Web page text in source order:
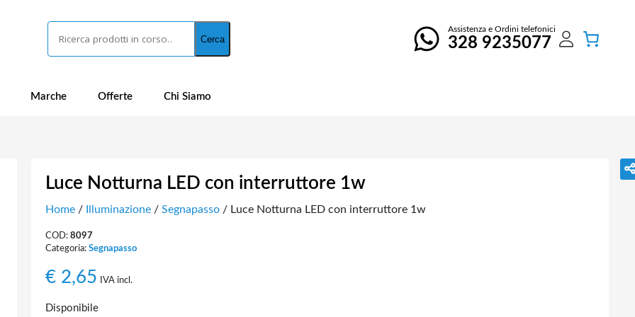
Cerca
Assistenza e Ordini telefonici
328 9235077
Marche Offerte Chi Siamo
Luce Notturna LED con interruttore 1w
Home/ Illuminazione/ Segnapasso/ Luce Notturna LED con interruttore 1w
COD: 8097
Categoria: Segnapasso
€2,65 IVA incl.
Disponibile